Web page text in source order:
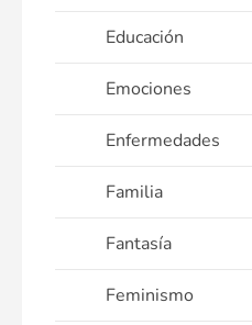
Educación
Emociones
Enfermedades
Familia
Fantasía
Feminismo